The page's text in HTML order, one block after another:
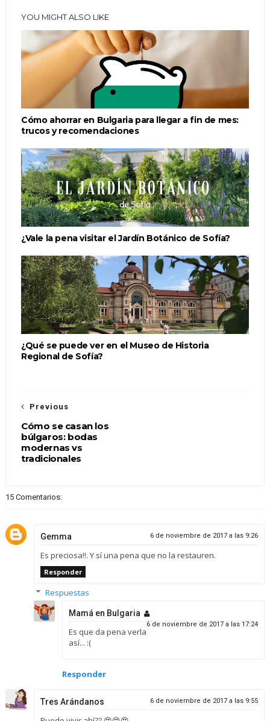
YOU MIGHT ALSO LIKE
Cómo ahorrar en Bulgaria para llegar a fin de mes:
trucos y recomendaciones
¿Vale la pena visitar el Jardín Botánico de Sofía?
¿Qué se puede ver en el Museo de Historia
Regional de Sofía?
Previous
Cómo se casan los
búlgaros: bodas
modernas vs
tradicionales
15 Comentarios:
Gemma 6 de noviembre de 2017 a las 9:26
Es preciosa!!. Y sí una pena que no la restauren.
Responder
Respuestas
Mamá en Bulgaria
6 de noviembre de 2017 a las 17:24
Es que da pena verla
así... :(
Responder
Tres Arándanos 6 de noviembre de 2017 a las 9:55